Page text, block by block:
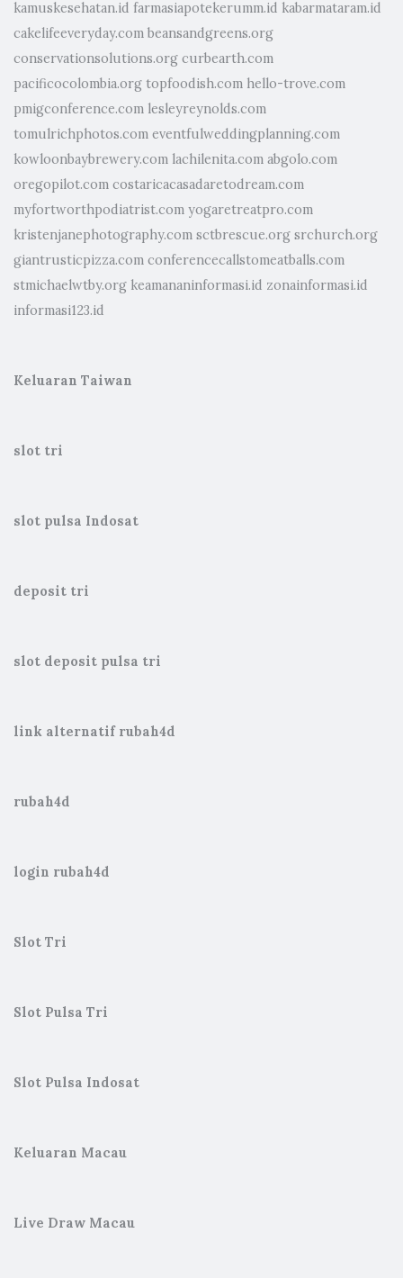
kamuskesehatan.id farmasiapotekerumm.id kabarmataram.id
cakelifeeveryday.com beansandgreens.org
conservationsolutions.org curbearth.com
pacificocolombia.org topfoodish.com hello-trove.com
pmigconference.com lesleyreynolds.com
tomulrichphotos.com eventfulweddingplanning.com
kowloonbaybrewery.com lachilenita.com abgolo.com
oregopilot.com costaricacasadaretodream.com
myfortworthpodiatrist.com yogaretreatpro.com
kristenjanephotography.com sctbrescue.org srchurch.org
giantrusticpizza.com conferencecallstomeatballs.com
stmichaelwtby.org keamananinformasi.id zonainformasi.id
informasi123.id
Keluaran Taiwan
slot tri
slot pulsa Indosat
deposit tri
slot deposit pulsa tri
link alternatif rubah4d
rubah4d
login rubah4d
Slot Tri
Slot Pulsa Tri
Slot Pulsa Indosat
Keluaran Macau
Live Draw Macau